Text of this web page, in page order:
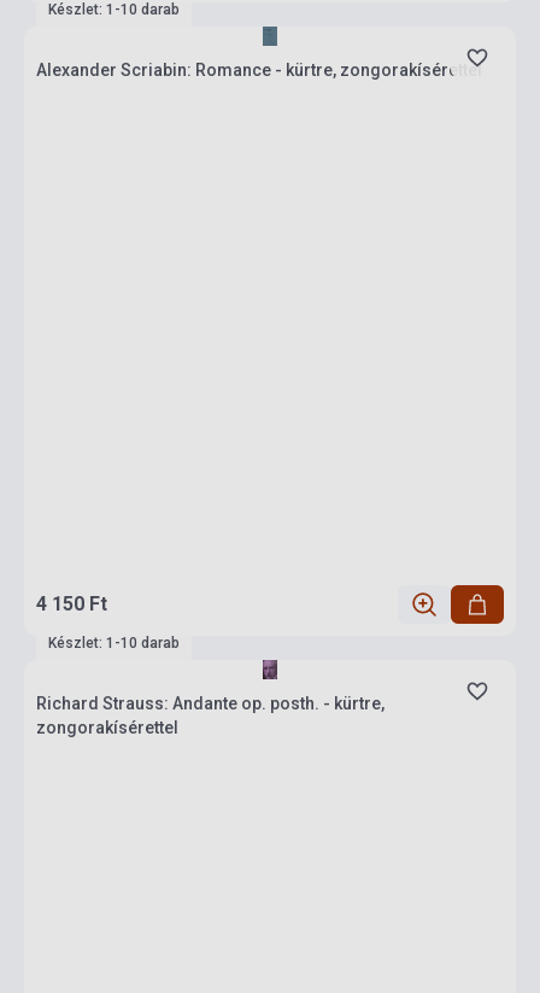
Készlet: 1-10 darab
Alexander Scriabin: Romance - kürtre, zongorakísérettel
4 150 Ft
Készlet: 1-10 darab
Richard Strauss: Andante op. posth. - kürtre,
zongorakísérettel